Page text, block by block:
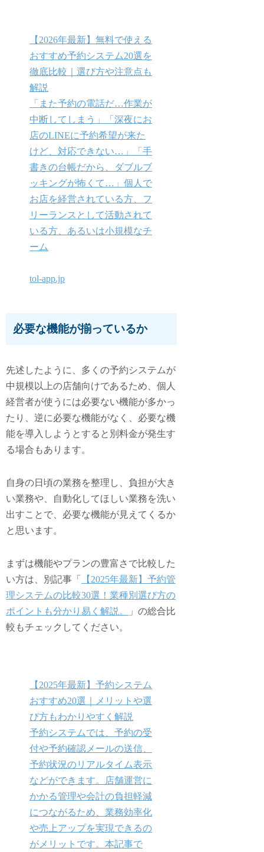
【2026年最新】無料で使える
おすすめ予約システム20選を
徹底比較｜選び方や注意点も
解説
「また予約の電話だ…作業が
中断してしまう」「深夜にお
店のLINEに予約希望が来た
けど、対応できない…」「手
書きの台帳だから、ダブルブ
ッキングが怖くて…」個人で
お店を経営されている方、フ
リーランスとして活動されて
いる方、あるいは小規模なチ
ーム
tol-app.jp
必要な機能が揃っているか
先述したように、多くの予約システムが
中規模以上の店舗向けであるため、個人
経営者が使うには必要ない機能が多かっ
たり、逆に必要な機能がなく、必要な機
能を導入しようとすると別料金が発生す
る場合もあります。
自身の日頃の業務を整理し、負担が大き
い業務や、自動化してほしい業務を洗い
出すことで、必要な機能が見えてくるか
と思います。
まずは機能やプランの豊富さで比較した
い方は、別記事「
【2025年最新】予約管
理システムの比較30選！業種別選び方の
ポイントも分かり易く解説。
」の総合比
較もチェックしてください。
【2025年最新】予約システム
おすすめ20選｜メリットや選
び方もわかりやすく解説
予約システムでは、予約の受
付や予約確認メールの送信、
予約状況のリアルタイム表示
などができます。店舗運営に
かかる管理や会計の負担軽減
につながるため、業務効率化
や売上アップを実現できるの
がメリットです。本記事で